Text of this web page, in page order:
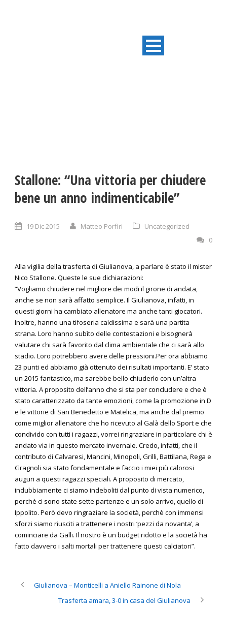
Stallone: “Una vittoria per chiudere
bene un anno indimenticabile”
19 Dic 2015 Matteo Porfiri
Uncategorized
0
Alla vigilia della trasferta di Giulianova, a parlare è stato il mister
Nico Stallone. Queste le sue dichiarazioni:
“Vogliamo chiudere nel migliore dei modi il girone di andata,
anche se non sarà affatto semplice. Il Giulianova, infatti, in
questi giorni ha cambiato allenatore ma anche tanti giocatori.
Inoltre, hanno una tifoseria caldissima e sarà una partita
strana. Loro hanno subìto delle contestazioni e bisognerà
valutare chi sarà favorito dal clima ambientale che ci sarà allo
stadio. Loro potrebbero avere delle pressioni.Per ora abbiamo
23 punti ed abbiamo già ottenuto dei risultati importanti. E’ stato
un 2015 fantastico, ma sarebbe bello chiuderlo con un’altra
vittoria. A proposito dell’anno che si sta per concludere e che è
stato caratterizzato da tante emozioni, come la promozione in D
e le vittorie di San Benedetto e Matelica, ma anche dal premio
come miglior allenatore che ho ricevuto al Galà dello Sport e che
condivido con tutti i ragazzi, vorrei ringraziare in particolare chi è
andato via in questo mercato invernale. Credo, infatti, che il
contributo di Calvaresi, Mancini, Minopoli, Grilli, Battilana, Rega e
Gragnoli sia stato fondamentale e faccio i miei più calorosi
auguri a questi ragazzi speciali. A proposito di mercato,
indubbiamente ci siamo indeboliti dal punto di vista numerico,
perchè ci sono state sette partenze e un solo arrivo, quello di
Ippolito. Però devo ringraziare la società, perchè con immensi
sforzi siamo riusciti a trattenere i nostri ‘pezzi da novanta’, a
cominciare da Galli. Il nostro è un budget ridotto e la società ha
fatto davvero i salti mortali per trattenere questi calciatori”.
Giulianova – Monticelli a Aniello Rainone di Nola
Trasferta amara, 3-0 in casa del Giulianova